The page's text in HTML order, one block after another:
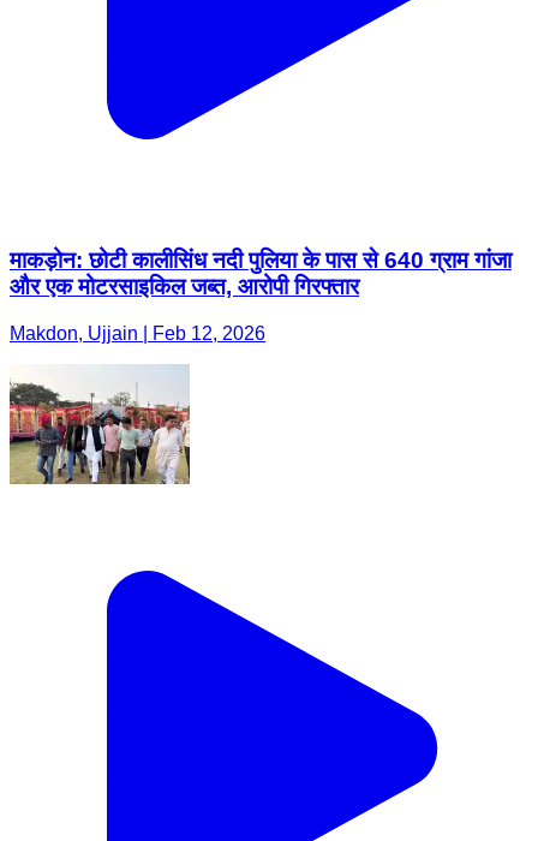
माकड़ोन: छोटी कालीसिंध नदी पुलिया के पास से 640 ग्राम गांजा
और एक मोटरसाइकिल जब्त, आरोपी गिरफ्तार
Makdon, Ujjain | Feb 12, 2026